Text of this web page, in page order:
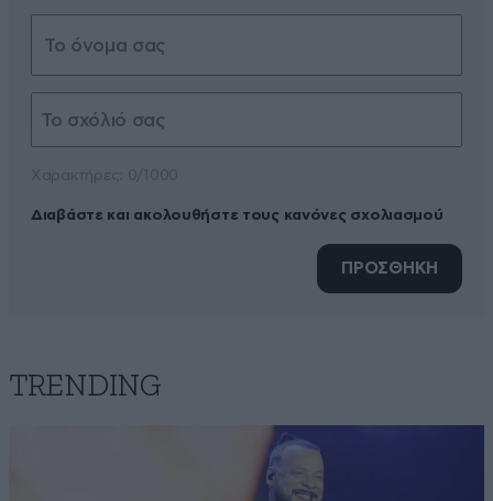
Διαβάστε και ακολουθήστε τους κανόνες σχολιασμού
ΠΡΟΣΘΗΚΗ
TRENDING